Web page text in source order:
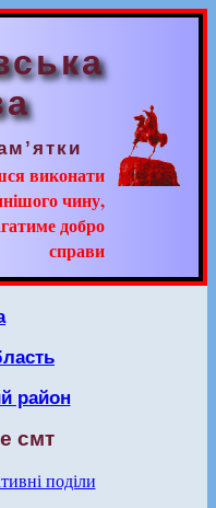
виконати
чину,
добро
справи
район
смт
поділи